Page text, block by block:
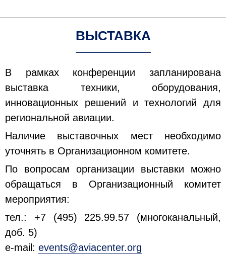
ВЫСТАВКА
В рамках конференции запланирована
выставка техники, оборудования,
инновационных решений и технологий для
региональной авиации.
Наличие выставочных мест необходимо
уточнять в Организационном комитете.
По вопросам организации выставки можно
обращаться в Организационный комитет
мероприятия:
тел.: +7 (495) 225.99.57 (многоканальный,
доб. 5)
e-mail: events@aviacenter.org